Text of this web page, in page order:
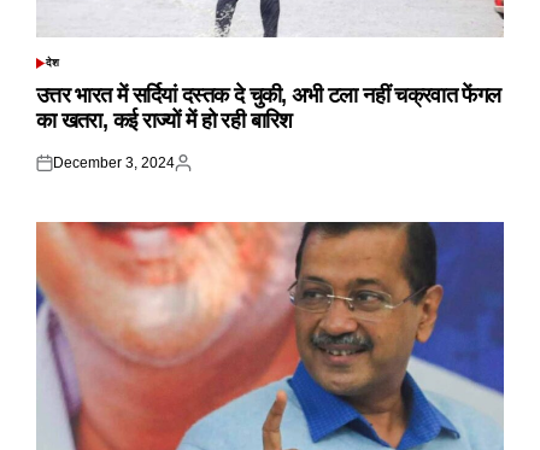
POSTED
देश
उत्तर भारत में सर्दियां दस्तक दे चुकी, अभी टला नहीं चक्रवात फेंगल
का खतरा, कई राज्यों में हो रही बारिश
Posted
December 3, 2024
Posted